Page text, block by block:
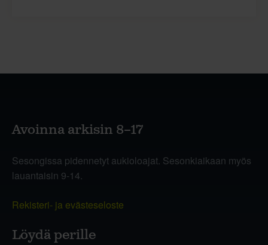
Avoinna arkisin 8–17
Sesongissa pidennetyt aukioloajat. Sesonkiaikaan myös
lauantaisin 9-14.
Rekisteri- ja evästeseloste
Löydä perille